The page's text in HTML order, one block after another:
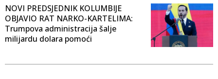
NOVI PREDSJEDNIK KOLUMBIJE
OBJAVIO RAT NARKO-KARTELIMA:
Trumpova administracija šalje
milijardu dolara pomoći